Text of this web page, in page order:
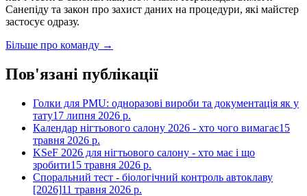
Санепіду та закон про захист даних на процедури, які майстер
застосує одразу.
Більше про команду →
Пов'язані публікації
Голки для PMU: одноразові вироби та документація як у
тату17 липня 2026 р.
Календар нігтьового салону 2026 - хто чого вимагає15
травня 2026 р.
KSeF 2026 для нігтьового салону - хто має і що
зробити15 травня 2026 р.
Споральний тест - біологічний контроль автоклаву
[2026]11 травня 2026 р.